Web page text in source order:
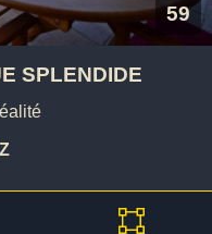
59
SPLENDIDE